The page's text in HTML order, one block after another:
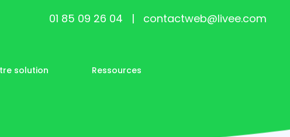
01 85 09 26 04 | contactweb@livee.com
solution Ressources